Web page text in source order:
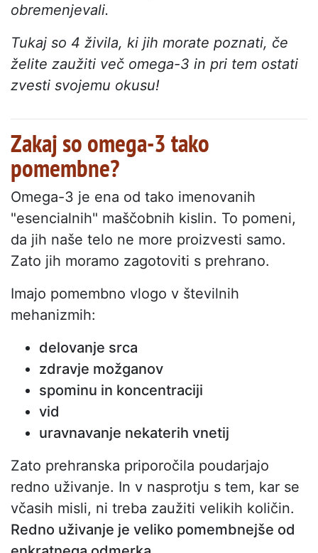
obremenjevali.
Tukaj so 4 živila, ki jih morate poznati, če
želite zaužiti več omega-3 in pri tem ostati
zvesti svojemu okusu!
Zakaj so omega-3 tako
pomembne?
Omega-3 je ena od tako imenovanih
"esencialnih" maščobnih kislin. To pomeni,
da jih naše telo ne more proizvesti samo.
Zato jih moramo zagotoviti s prehrano.
Imajo pomembno vlogo v številnih
mehanizmih:
delovanje srca
zdravje možganov
spominu in koncentraciji
vid
uravnavanje nekaterih vnetij
Zato prehranska priporočila poudarjajo
redno uživanje. In v nasprotju s tem, kar se
včasih misli, ni treba zaužiti velikih količin.
Redno uživanje je veliko pomembnejše od